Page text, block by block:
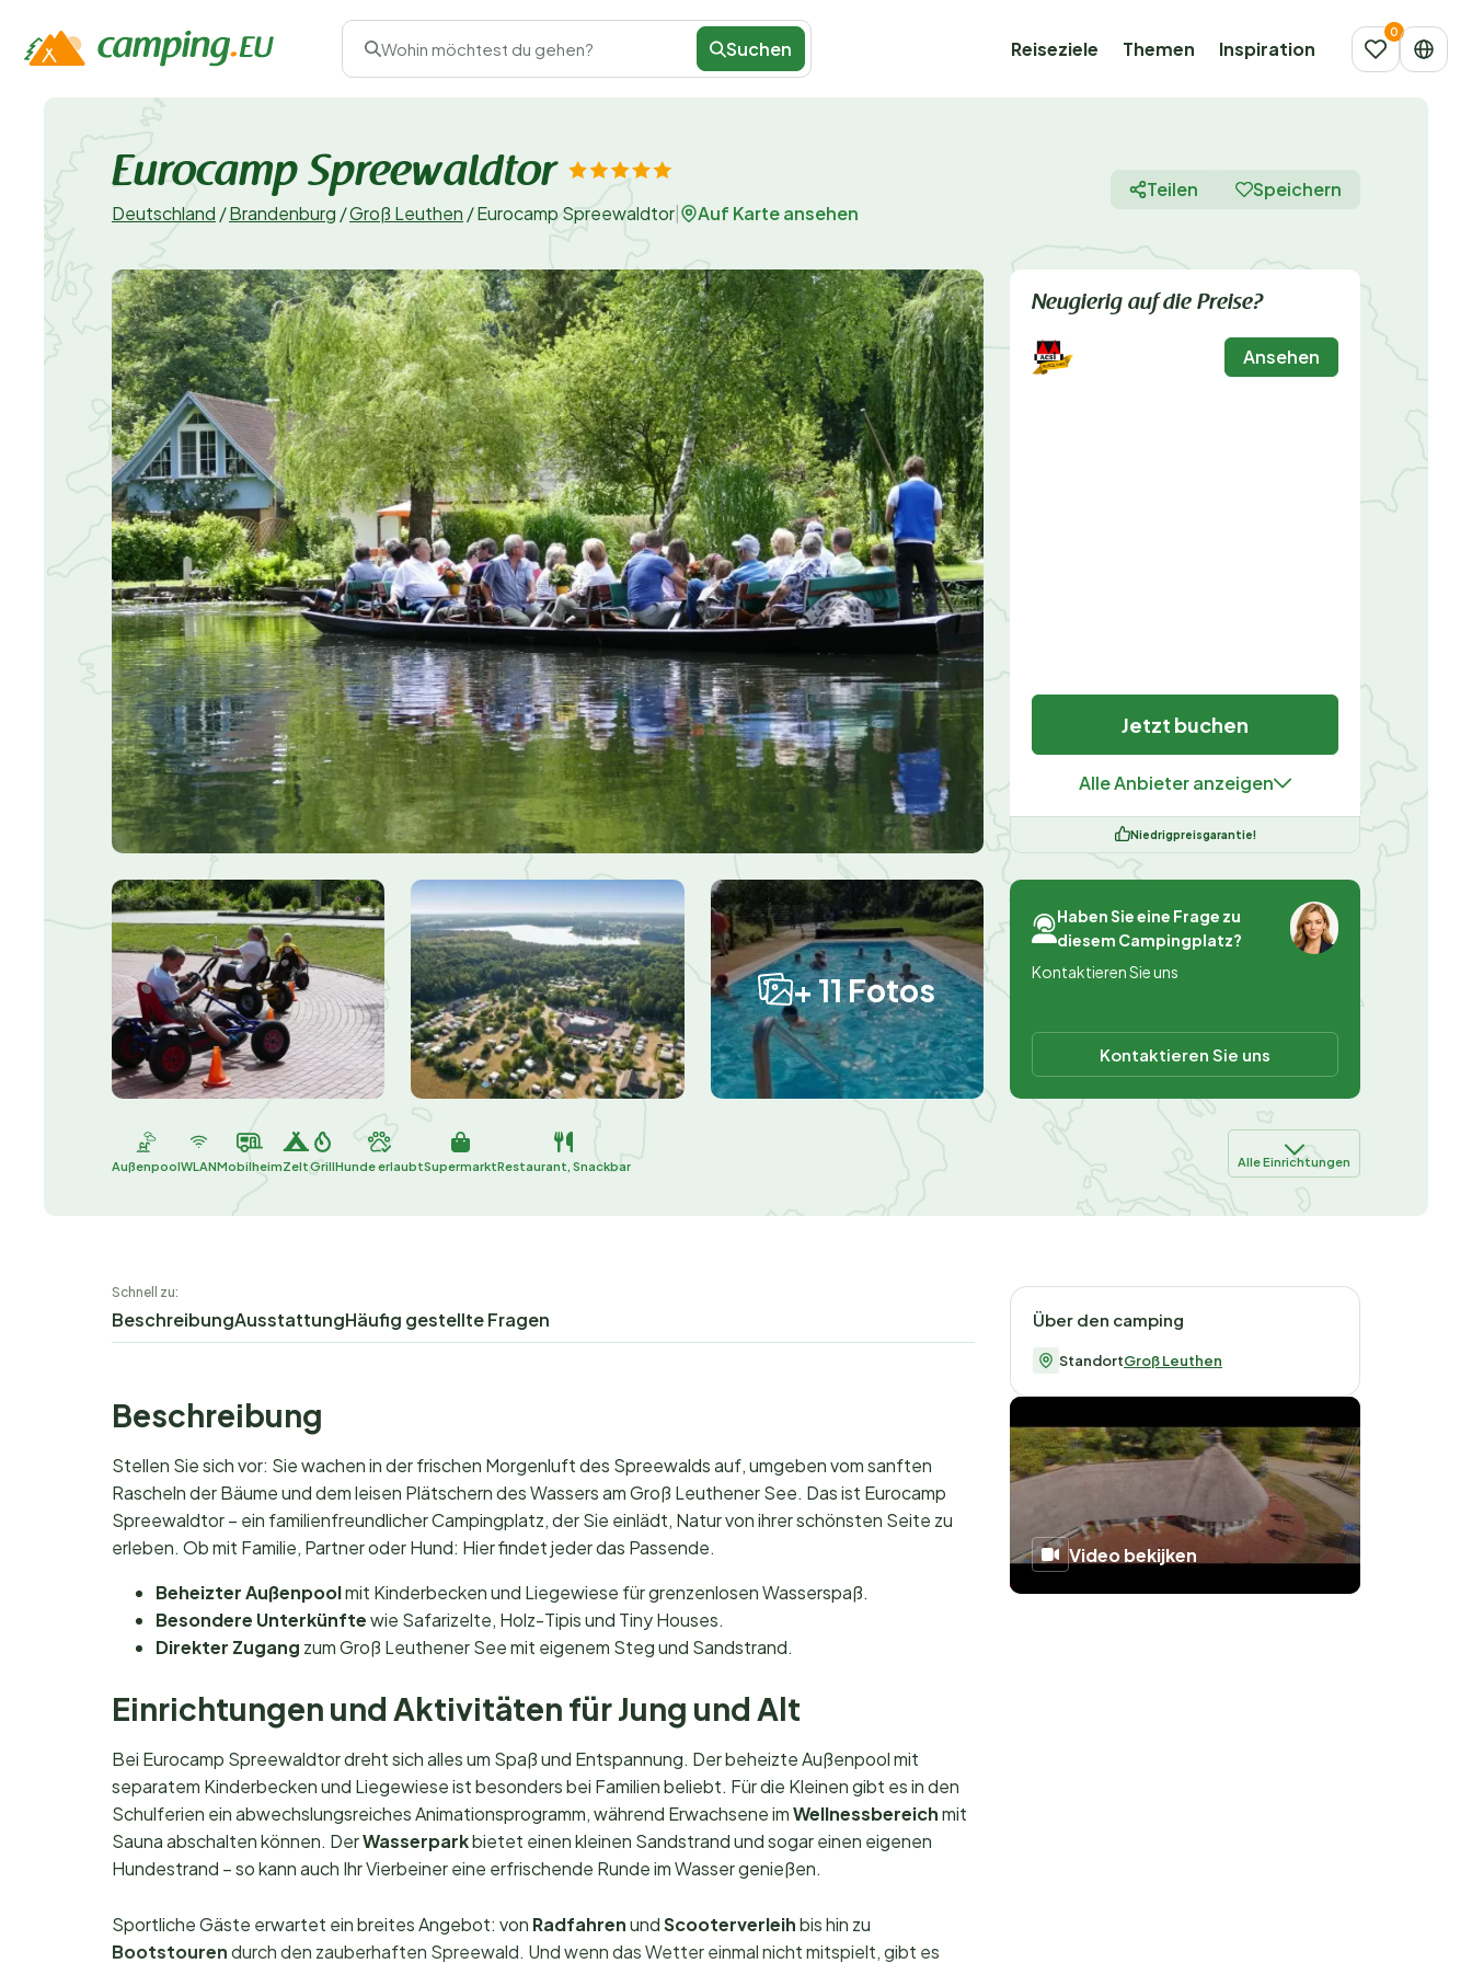
Wohin möchtest du gehen? Suchen Reiseziele Themen Inspiration
Eurocamp Spreewaldtor
Deutschland /Brandenburg /Groß Leuthen /Eurocamp Spreewaldtor Auf Karte ansehen
Teilen Speichern
+ 11 Fotos
Neugierig auf die Preise?
Ansehen
Jetzt buchen
Alle Anbieter anzeigen
Niedrigpreisgarantie!
Haben Sie eine Frage zu
diesem Campingplatz?
Kontaktieren Sie uns
Kontaktieren Sie uns
AußenpoolWLANMobilheimZeltGrillHunde erlaubtSupermarktRestaurant, Snackbar Alle Einrichtungen
Schnell zu:
BeschreibungAusstattungHäufig gestellte Fragen
Beschreibung
Stellen Sie sich vor: Sie wachen in der frischen Morgenluft des Spreewalds auf, umgeben vom sanften
Rascheln der Bäume und dem leisen Plätschern des Wassers am Groß Leuthener See. Das ist Eurocamp
Spreewaldtor – ein familienfreundlicher Campingplatz, der Sie einlädt, Natur von ihrer schönsten Seite zu
erleben. Ob mit Familie, Partner oder Hund: Hier findet jeder das Passende.
Beheizter Außenpoolmit Kinderbecken und Liegewiese für grenzenlosen Wasserspaß.
Besondere Unterkünftewie Safarizelte, Holz-Tipis und Tiny Houses.
Direkter Zugang zum Groß Leuthener See mit eigenem Steg und Sandstrand.
Einrichtungen und Aktivitäten für Jung und Alt
Bei Eurocamp Spreewaldtor dreht sich alles um Spaß und Entspannung. Der beheizte Außenpool mit
separatem Kinderbecken und Liegewiese ist besonders bei Familien beliebt. Für die Kleinen gibt es in den
Schulferien ein abwechslungsreiches Animationsprogramm, während Erwachsene imWellnessbereichmit
Sauna abschalten können. DerWasserparkbietet einen kleinen Sandstrand und sogar einen eigenen
Hundestrand – so kann auch Ihr Vierbeiner eine erfrischende Runde im Wasser genießen.
Sportliche Gäste erwartet ein breites Angebot: von RadfahrenundScooterverleihbis hin zu
Bootstourendurch den zauberhaften Spreewald. Und wenn das Wetter einmal nicht mitspielt, gibt es
Über den camping
StandortGroß Leuthen
Video bekijken